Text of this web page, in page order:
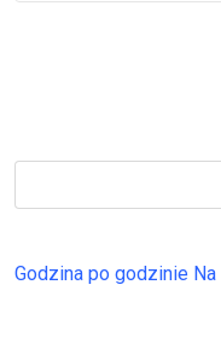
Godzina po godzinie